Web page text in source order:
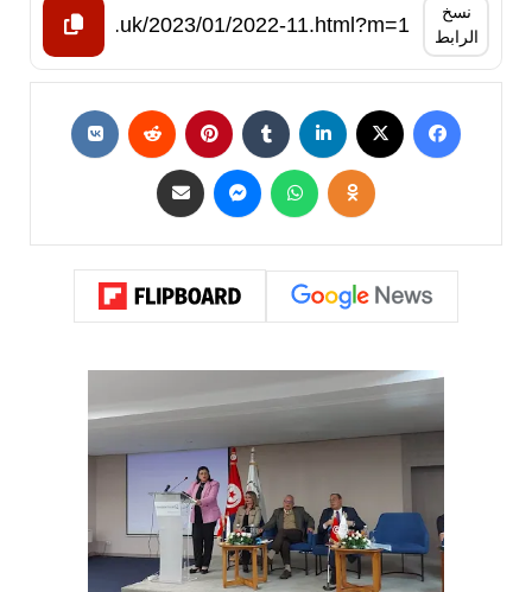
نسخ
الرابط